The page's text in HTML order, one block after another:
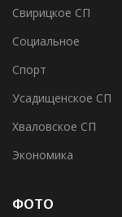
Разное
Свирицкое СП
Социальное
Спорт
Усадищенское СП
Хваловское СП